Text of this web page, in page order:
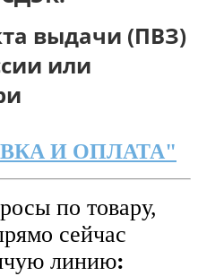
выдачи (ПВЗ)
или
И ОПЛАТА"
по товару,
сейчас
линию: